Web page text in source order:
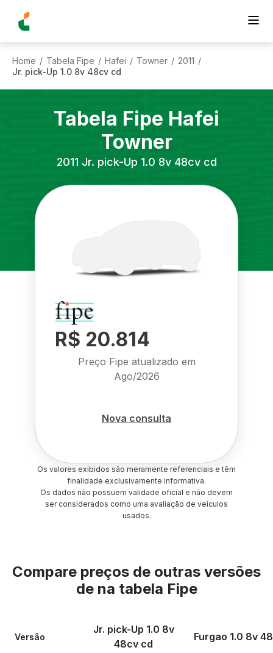
Home / Tabela Fipe / Hafei / Towner / 2011 /
Jr. pick-Up 1.0 8v 48cv cd
Tabela Fipe Hafei
Towner
2011 Jr. pick-Up 1.0 8v 48cv cd
R$ 20.814
Preço Fipe atualizado em
Ago/2026
Nova consulta
Os valores exibidos são meramente referenciais e têm
finalidade exclusivamente informativa.
Os dados não possuem validade oficial e não devem
ser considerados como uma avaliação de veículos
usados.
Compare preços de outras versões
de na tabela Fipe
Versão
Jr. pick-Up 1.0 8v
48cv cd
Furgao 1.0 8v